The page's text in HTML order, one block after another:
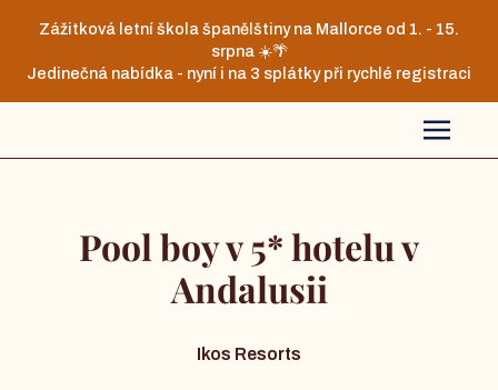
Zážitková letní škola španělštiny na Mallorce od 1. - 15.
srpna ☀️🌴
Jedinečná nabídka - nyní i na 3 splátky při rychlé registraci
Pool boy v 5* hotelu v
Andalusii
Ikos Resorts